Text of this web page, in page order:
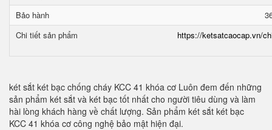
Bảo hành
Chi tiết sản phẩm
https://ketsatcaocap.vn/
két sắt két bạc chống cháy KCC 41 khóa cơ Luôn đem đến những
sản phẩm két sắt và két bạc tốt nhất cho người tiêu dùng và làm
hài lòng khách hàng về chất lượng. Sản phẩm két sắt két bạc
KCC 41 khóa cơ công nghệ bảo mật hiện đại.